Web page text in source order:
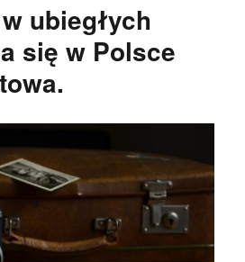
ubiegłych
się w Polsce